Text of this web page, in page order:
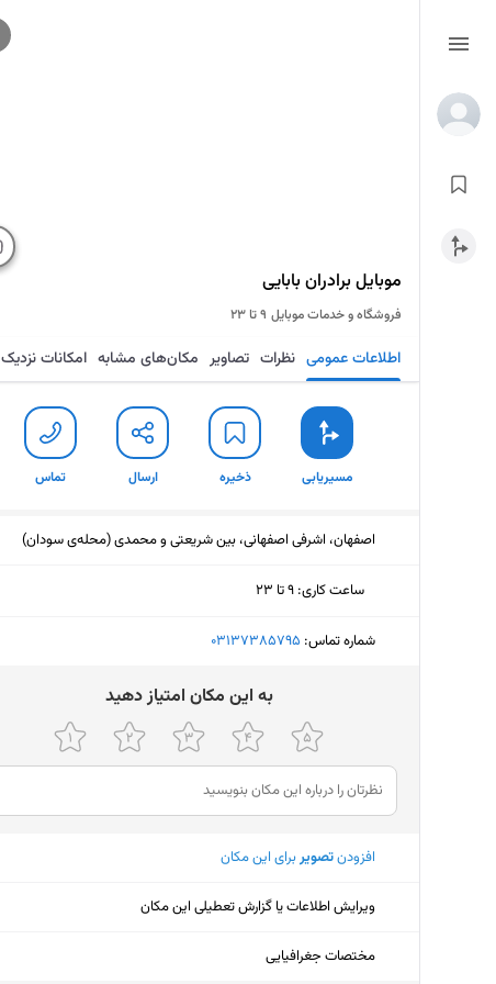
موبایل برادران بابایی
فروشگاه و خدمات موبایل ۹ تا ۲۳
اطلاعات عمومی نظرات تصاویر مکان‌های مشابه امکانات نزدیک
مسیریابی ذخیره ارسال تماس
اصفهان، اشرفی اصفهانی، بین شریعتی و محمدی (محله‌ی سودان)
ساعت کاری: ۹ تا ۲۳
یکشنبه (امروز)
چهارشنبه
۹ تا ۲۳
پنجشنبه
۹ تا ۲۳
جمعه
شنبه
شماره تماس: ‎03137385795
ﺑﻪ اﯾﻦ ﻣﮑﺎن اﻣﺘﯿﺎز دﻫﯿﺪ
افزودنتصویربرای این مکان
ویرایش اطلاعات یا گزارش تعطیلی این مکان
مختصات جغرافیایی